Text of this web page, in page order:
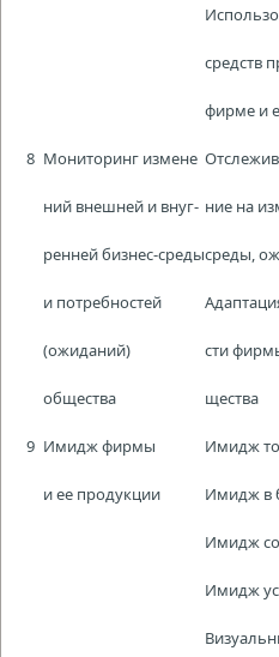
средств
фирме и
8 Мониторинг измене
ний внешней и внуг- ние на
ренней бизнес-средысреды,
и потребностей
(ожиданий) сти
общества щества
9 Имидж фирмы Имидж
и ее продукции Имидж в
Имидж
Имидж